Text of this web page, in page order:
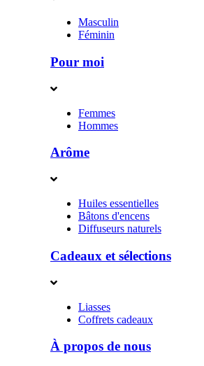
Masculin
Féminin
Pour moi
Femmes
Hommes
Arôme
Huiles essentielles
Bâtons d'encens
Diffuseurs naturels
Cadeaux et sélections
Liasses
Coffrets cadeaux
À propos de nous